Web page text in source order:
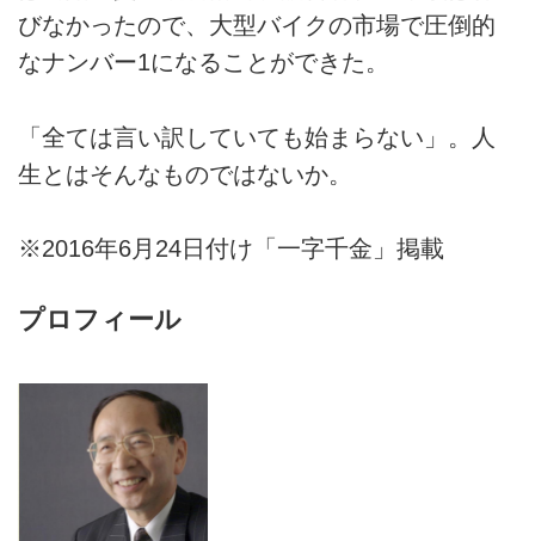
びなかったので、大型バイクの市場で圧倒的
なナンバー1になることができた。
「全ては言い訳していても始まらない」。人
生とはそんなものではないか。
※2016年6月24日付け「一字千金」掲載
プロフィール